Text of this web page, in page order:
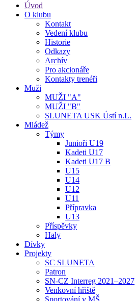
Úvod
O klubu
Kontakt
Vedení klubu
Historie
Odkazy
Archív
Pro akcionáře
Kontakty trenéři
Muži
MUŽI "A"
MUŽI "B"
SLUNETA USK Ústí n.L.
Mládež
Týmy
Junioři U19
Kadeti U17
Kadeti U17 B
U15
U14
U12
U11
Přípravka
U13
Příspěvky
Haly
Dívky
Projekty
SC SLUNETA
Patron
SN-CZ Interreg 2021–2027
Venkovní hřiště
Sportování v MŠ